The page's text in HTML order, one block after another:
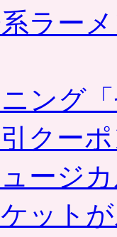
ラー
ング
クー
ージ
ット